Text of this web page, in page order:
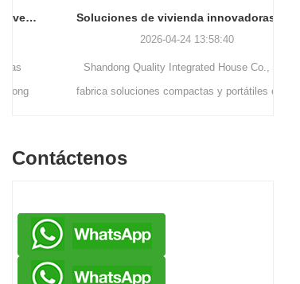
Soluciones de vivienda innovadoras: el auge de los espacios habitables modulares y portátiles
2026-04-24 13:58:40
Shandong Quality Integrated House Co., Ltd.
fabrica soluciones compactas y portátiles como
desmontable, cada una diseñada para un fácil
Contáctenos